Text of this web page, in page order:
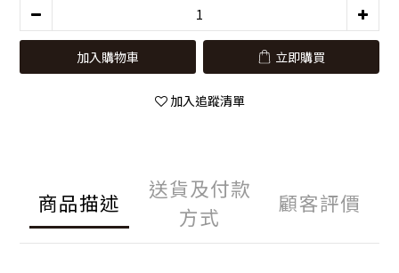
加入購物車 立即購買
加入追蹤清單
商品描述
送貨及付款
方式
顧客評價